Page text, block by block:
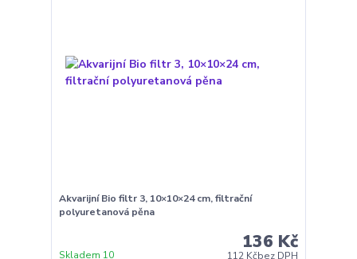
Akvarijní Bio filtr 3, 10×10×24 cm, filtrační
polyuretanová pěna
136 Kč
112 Kčbez DPH
Skladem 10